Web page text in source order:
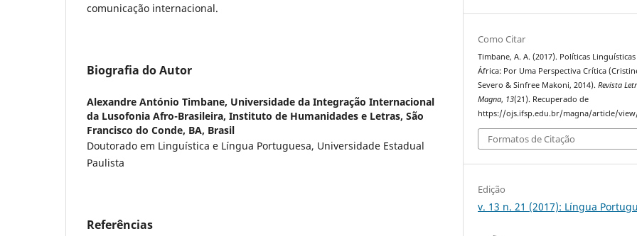
comunicação internacional.
Biografia do Autor
Alexandre António Timbane, Universidade da Integração Internacional
da Lusofonia Afro-Brasileira, Instituto de Humanidades e Letras, São
Francisco do Conde, BA, Brasil
Doutorado em Linguística e Língua Portuguesa, Universidade Estadual
Paulista
Referências
Como Citar
Timbane, A. A. (2017). Políticas
África: Por Uma Perspectiva Crítica
Severo & Sinfree Makoni, 2014).Revista
Magna, 13(21). Recuperado de
https://ojs.ifsp.edu.br/magna/article/
Formatos de Citação
Edição
v. 13 n. 21 (2017): Língua